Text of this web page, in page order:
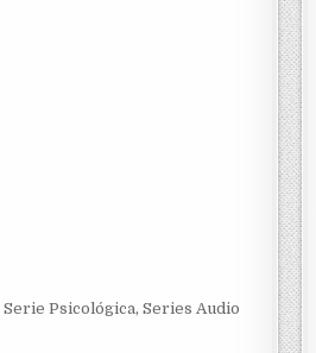
Serie Psicológica, Series Audio